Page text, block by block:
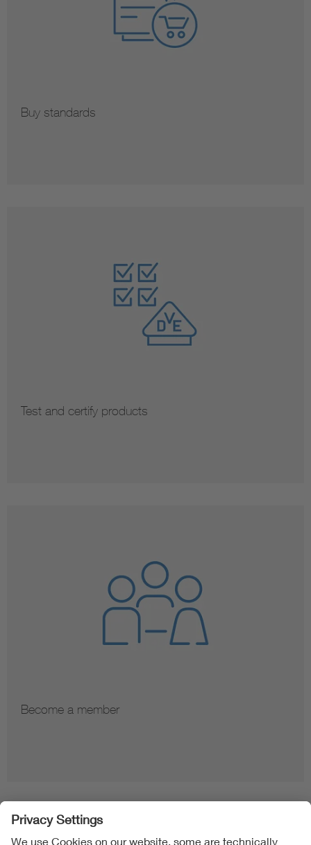
Buy standards
Test and certify products
Become a member